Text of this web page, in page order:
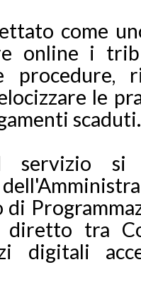
come
online i
procedure,
le
scaduti.
servizio
tra
digitali